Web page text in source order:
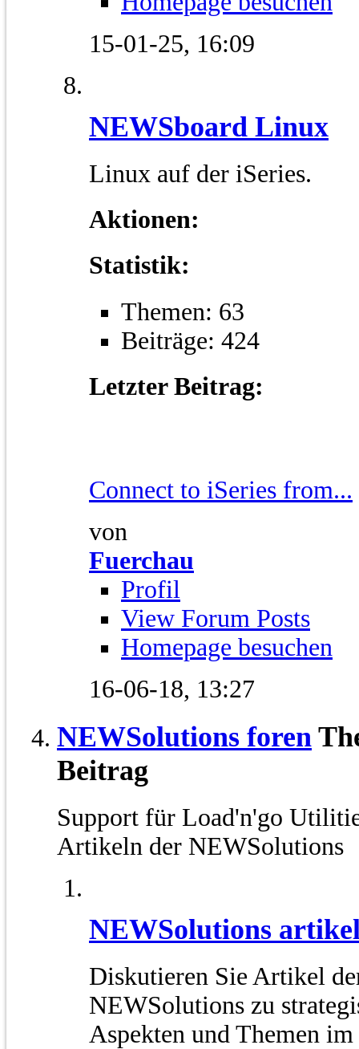
15-01-25, 16:09
NEWSboard Linux
Linux auf der iSeries.
Aktionen:
Statistik:
Themen: 63
Beiträge: 424
Letzter Beitrag:
Connect to iSeries from...
von
Fuerchau
Profil
View Forum Posts
Homepage besuchen
16-06-18, 13:27
NEWSolutions foren
Beitrag
Support für Load'n'go
Artikeln der NEWSolutions
NEWSolutions
Diskutieren Sie Artikel
NEWSolutions zu
Aspekten und Themen